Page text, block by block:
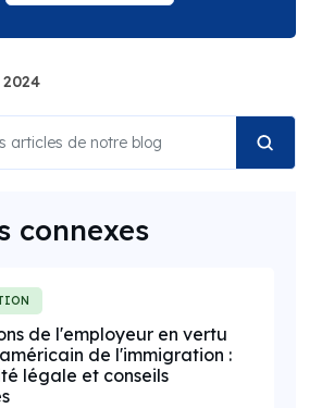
connexes
de l'employeur en vertu
de l'immigration :
légale et conseils